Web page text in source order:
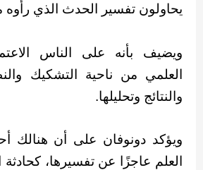
يحاولون تفسير الحدث الذي رأوه
ويضيف بأنه على الناس
العلمي من ناحية التشكيك
والنتائج وتحليلها.
ويؤكد دونوفان على أن هنالك
العلم عاجزًا عن تفسيرها،